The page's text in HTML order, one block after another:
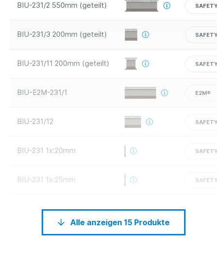
BIU-231/2 550mm (geteilt)
BIU-231/3 200mm (geteilt)
BIU-231/11 200mm (geteilt)
BIU-E2M-231/1 E2M®
BIU-231/12
BIU-231 1x:20mm
BIU-231 1x:25mm
Alle anzeigen 15 Produkte